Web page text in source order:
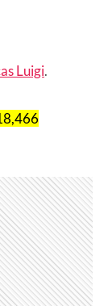
Luigi.